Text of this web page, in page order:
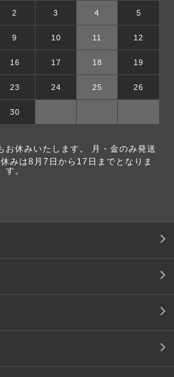
2 3 4 5
9 10 11 12
16 17 18 19
23 24 25 26
30
お休みいたします。 月・金のみ発送
みは8月7日から17日までとなりま
す。